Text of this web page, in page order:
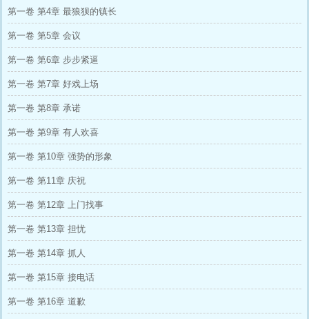
第一卷 第4章 最狼狈的镇长
第一卷 第5章 会议
第一卷 第6章 步步紧逼
第一卷 第7章 好戏上场
第一卷 第8章 承诺
第一卷 第9章 有人欢喜
第一卷 第10章 强势的形象
第一卷 第11章 庆祝
第一卷 第12章 上门找事
第一卷 第13章 担忧
第一卷 第14章 抓人
第一卷 第15章 接电话
第一卷 第16章 道歉